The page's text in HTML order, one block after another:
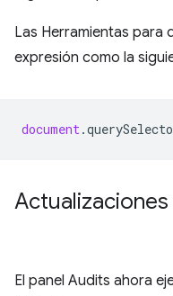
Las Herramientas para
expresión como la
document.
El panel Audits ahora